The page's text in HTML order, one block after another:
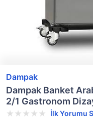
Dampak
Dampak Banket
2/1 Gastronom
İlk Yorumu